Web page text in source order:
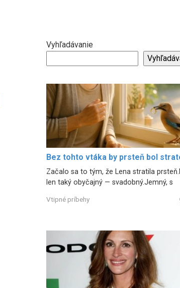
Vyhľadávanie
Bez tohto vtáka by prsteň bol
Začalo sa to tým, že Lena stratila
len taký obyčajný — svadobný.Jemný, s
Vtipné príbehy